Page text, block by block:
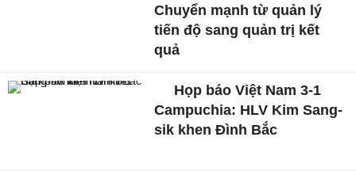
Chuyển mạnh từ quản lý
tiến độ sang quản trị kết
quả
Họp báo Việt Nam 3-1
Campuchia: HLV Kim Sang-
sik khen Đình Bắc